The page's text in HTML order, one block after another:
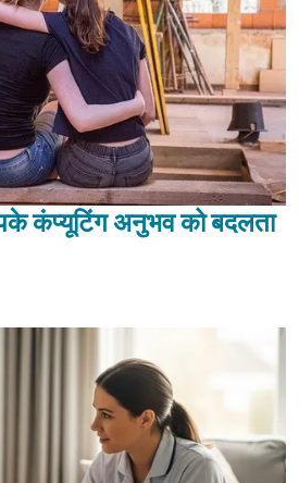
कंप्यूटिंग अनुभव को बदलता